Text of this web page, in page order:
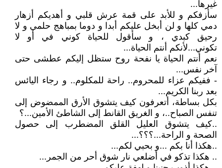
غيرها...
سأزفكم و للأبد على قمة عرش قلبي و أهديكم أزهار
دمي كلها و لن أبخل عليكم أبدا و دوما بمباهج حلمي و لا
رحيق كبدي ، و سأقول للحياة كوني في أو لا
تكوني...لأنكم أنتم الحياة...
نعم أنتم الحياة يا نفحة روح ستظل إليكم عطشى حتى
آخر نفس...
- ففيكم عزاء للمحروم.. راحة للمكلوم.. و رجاء اليائس
بعد ربنا الكريم...
بكل بساطة، أتعرفون كيف يتشوق الأرق الممضوض إلى
تنفس الصباح..، و الغريق القانط إلى الشاطئ الأمين...؟
..كيف يتشوق العليل القلق المضطرب إلى حصول
الصحة و الراحة...؟؟؟...
..هكذا أنا بكم ...و بحبي لكم...
.. هكذا تذكو في أضلعي نار شوق أحر من الجمر...